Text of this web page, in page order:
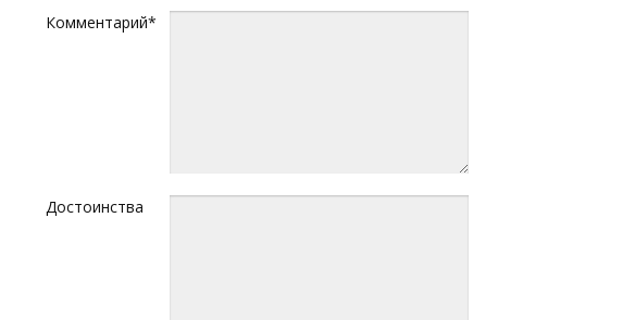
Комментарий*
Достоинства